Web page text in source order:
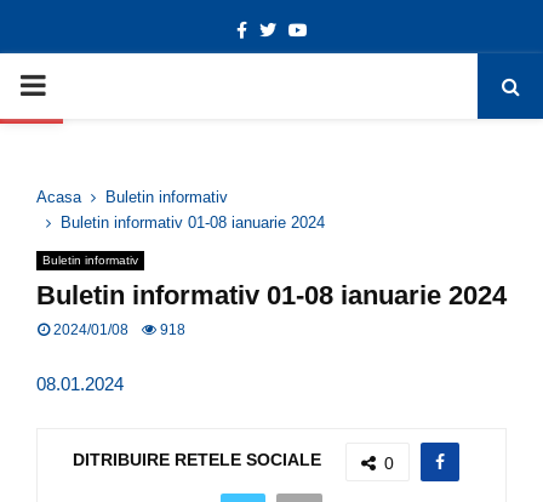
Facebook
TwitterYoutube
PRIMARY
Acasa
Buletin informativ
Buletin informativ 01-08 ianuarie 2024
Buletin informativ
Buletin informativ 01-08 ianuarie 2024
2024/01/08 918
08.01.2024
DITRIBUIRE RETELE SOCIALE 0
Deschide bara de unelte